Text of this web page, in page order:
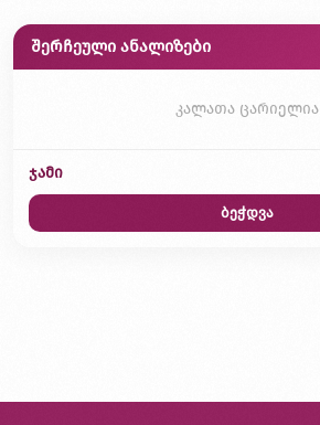
შერჩეული ანალიზები
კალათა ცარიელია
ჯამი
ბეჭდვა